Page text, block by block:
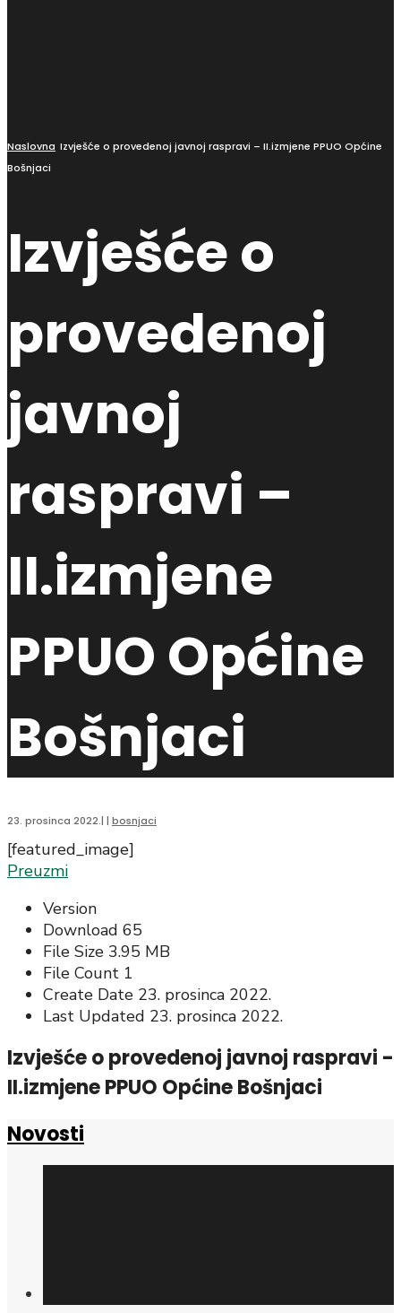
Naslovna Izvješće o provedenoj javnoj raspravi – II.izmjene PPUO Općine
Bošnjaci
Izvješće o
provedenoj
javnoj
raspravi –
II.izmjene
PPUO Općine
Bošnjaci
23. prosinca 2022.| | bosnjaci
[featured_image]
Preuzmi
Version
Download 65
File Size 3.95 MB
File Count 1
Create Date 23. prosinca 2022.
Last Updated 23. prosinca 2022.
Izvješće o provedenoj javnoj raspravi -
II.izmjene PPUO Općine Bošnjaci
Novosti